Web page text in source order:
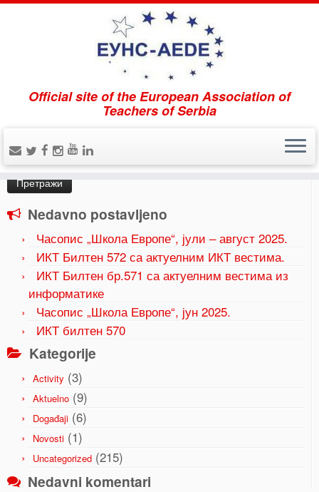
Official site of the European Association of
Teachers of Serbia
Home » Информације
Претрага
за:
Nedavno postavljeno
Часопис „Школа Европе“, јули – август 2025.
ИКТ Билтен 572 са актуелним ИКТ вестима.
ИКТ Билтен бр.571 са актуелним вестима из
информатике
Часопис „Школа Европе“, јун 2025.
ИКТ билтен 570
Kategorije
Activity (3)
Aktuelno (9)
Događaji (6)
Novosti (1)
Uncategorized (215)
Nedavni komentari